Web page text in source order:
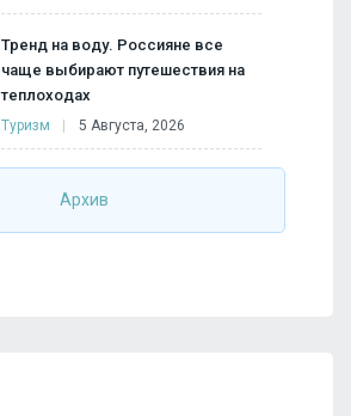
Тренд на воду. Россияне все
чаще выбирают путешествия на
теплоходах
Туризм 5 Августа, 2026
Архив